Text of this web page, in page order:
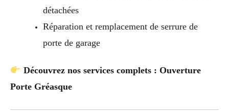
détachées
Réparation et remplacement de serrure de
porte de garage
Découvrez nos services complets : Ouverture
Porte Gréasque